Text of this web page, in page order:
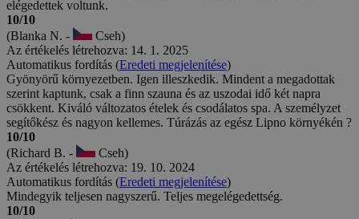
elégedettek voltunk.
10/10
(Blanka N. -
Cseh)
Az értékelés létrehozva: 14. 1. 2025
Automatikus fordítás (Eredeti megjelenítése)
Gyönyörű környezetben. Igen illeszkedik. Mindent a megadottak
szerint kaptunk, csak a finn szauna és az uszodai idő két napra
csökkent. Kiváló változatos ételek és csodálatos spa. A személyzet
segítőkész és nagyon kellemes. Túrázás az egész Lipno környékén ?
10/10
(Richard B. -
Cseh)
Az értékelés létrehozva: 19. 10. 2024
Automatikus fordítás (Eredeti megjelenítése)
Mindegyik teljesen nagyszerű. Teljes megelégedettség.
10/10